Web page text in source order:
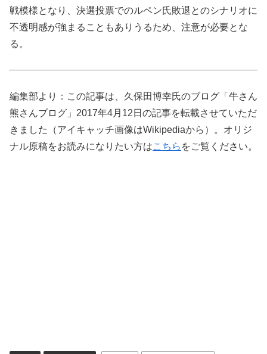
戦模様となり、決選投票でのルペン氏敗退とのシナリオに
不透明感が強まることもありうるため、注意が必要とな
る。
編集部より：この記事は、久保田博幸氏のブログ「牛さん
熊さんブログ」2017年4月12日の記事を転載させていただ
きました（アイキャッチ画像はWikipediaから）。オリジ
ナル原稿をお読みになりたい方はこちら をご覧ください。